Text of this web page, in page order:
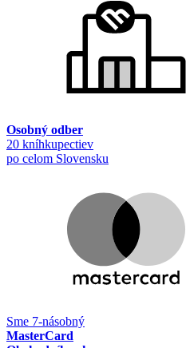
Osobný odber
20 kníhkupectiev
po celom Slovensku
Sme 7-násobný
MasterCard